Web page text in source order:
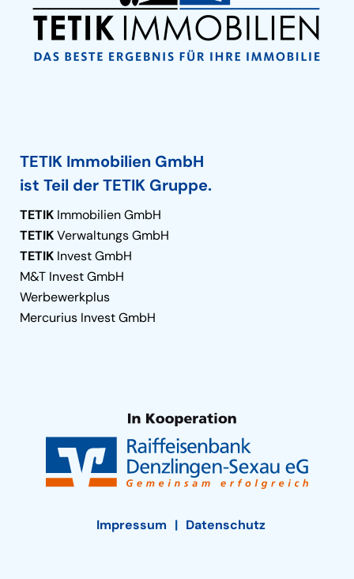
TETIK Immobilien GmbH
ist Teil der TETIK Gruppe.
TETIK Immobilien GmbH
TETIKVerwaltungs GmbH
TETIK Invest GmbH
M&T Invest GmbH
Werbewerkplus
Mercurius Invest GmbH
Impressum Datenschutz